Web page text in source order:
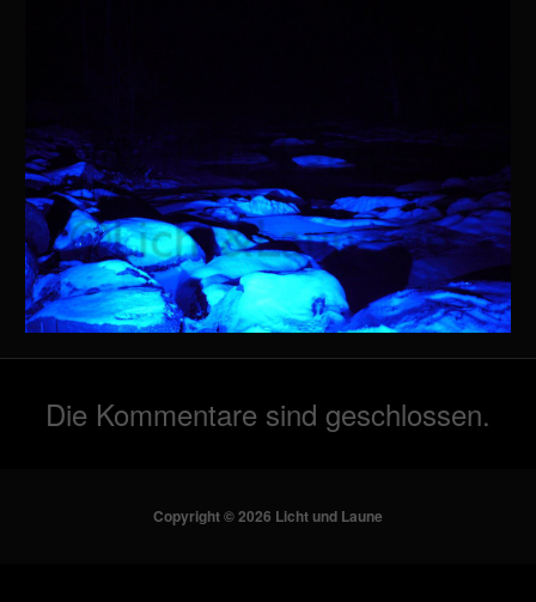
Die Kommentare sind geschlossen.
Copyright © 2026 Licht und Laune